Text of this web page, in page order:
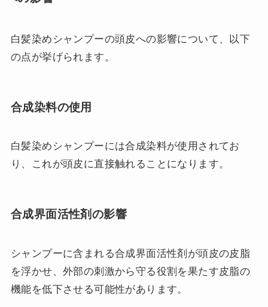
白髪染めシャンプーの頭皮への影響について、以下
の点が挙げられます。
合成染料の使用
白髪染めシャンプーには合成染料が使用されてお
り、これが頭皮に直接触れることになります。
合成界面活性剤の影響
シャンプーに含まれる合成界面活性剤が頭皮の皮脂
を浮かせ、外部の刺激から守る役割を果たす皮脂の
機能を低下させる可能性があります。